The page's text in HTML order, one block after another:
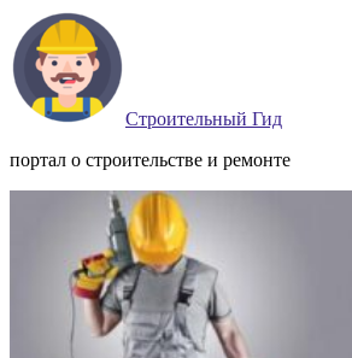
Строительный Гид
портал о строительстве и ремонте